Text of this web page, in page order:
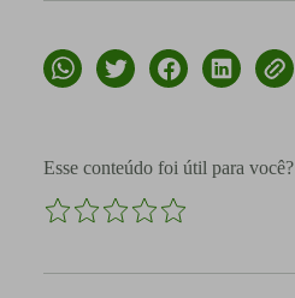
Esse conteúdo foi útil para você?